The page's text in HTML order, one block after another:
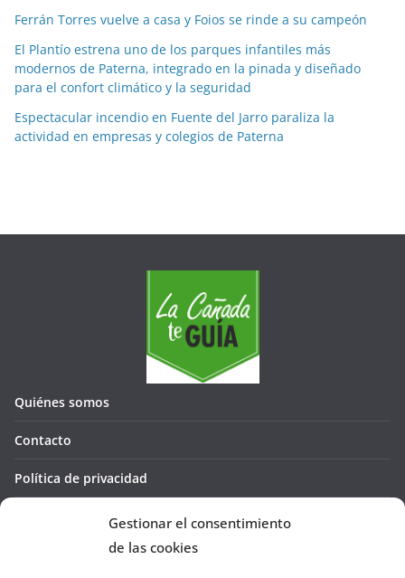
Gestionar el consentimiento
de las cookies
s
Ferrán Torres vuelve a casa y Foios se rinde a su campeón
El Plantío estrena uno de los parques infantiles más
modernos de Paterna, integrado en la pinada y diseñado
para el confort climático y la seguridad
Espectacular incendio en Fuente del Jarro paraliza la
actividad en empresas y colegios de Paterna
Quiénes somos
Contacto
Política de privacidad
Política de cookies (UE)